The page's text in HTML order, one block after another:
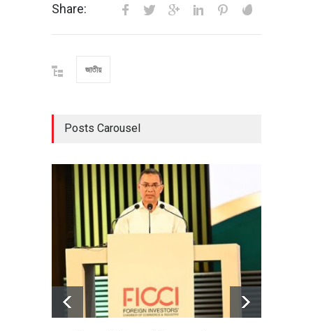
Share:
জাতীয়
Posts Carousel